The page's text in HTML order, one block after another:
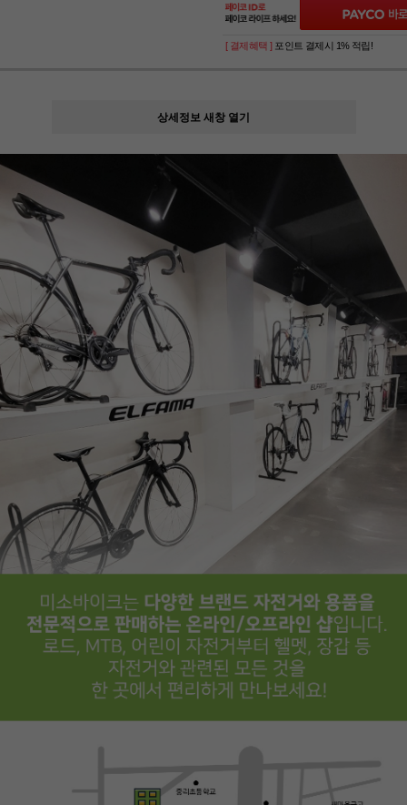
페이코 ID로
[ 결제혜택 ] 포인트 결제시 1% 적립!
상세정보 새창 열기